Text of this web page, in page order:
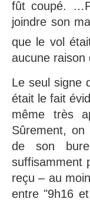
fût coupé.
joindre son
que le vol
aucune
Le seul signe
était le fait
même très
Sûrement, on
de son
suffisamment
reçu – au
entre "9h16